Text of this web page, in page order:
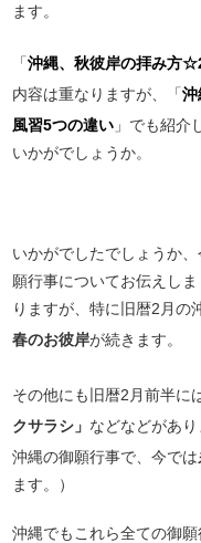
ます。
「沖縄、秋彼岸の拝み方
内容は重なりますが、「沖
風習5つの違い 」でも紹介
いかがでしょうか。
いかがでしたでしょうか、
願行事についてお伝えし
りますが、特に旧暦2月の
春のお彼岸が続きます。
その他にも旧暦2月前半に
クサラシ」 などなどがあ
沖縄の御願行事で、今では
ます。）
沖縄でもこれら全ての御